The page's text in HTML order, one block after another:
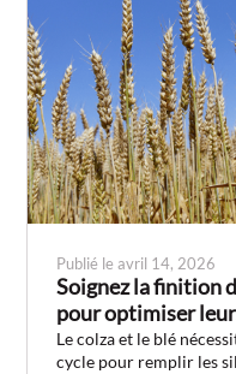
Publié le avril 14, 2026
Soignez la finition
pour optimiser
Le colza et le blé
cycle pour remplir les